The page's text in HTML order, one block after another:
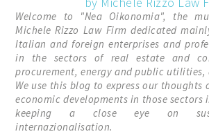
Welcome to "Nea Oikonomia", the
Michele Rizzo Law Firm dedicated
Italian and foreign enterprises and
in the sectors of real estate and
procurement, energy and public utilities,
We use this blog to express our thoughts
economic developments in those sectors
keeping a close eye on
internazionalisation.